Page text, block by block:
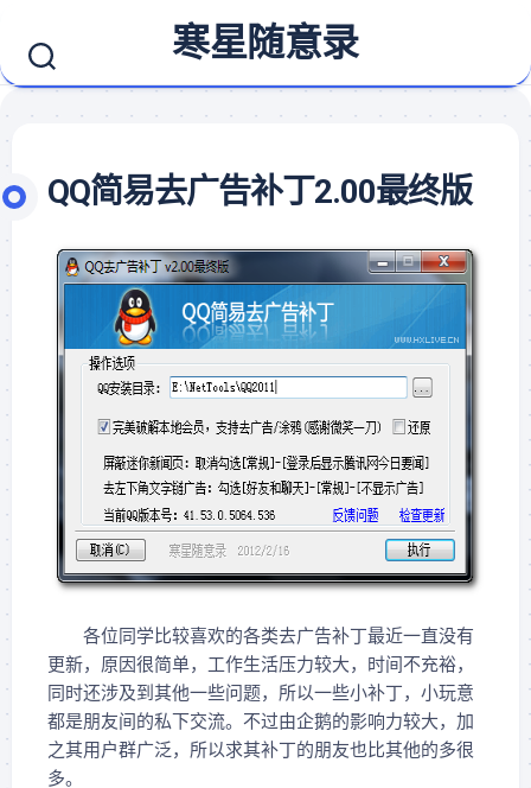
content
寒星随意录
QQ简易去广告补丁2.00最终版
各位同学比较喜欢的各类去广告补丁最近一直没有
更新，原因很简单，工作生活压力较大，时间不充裕，
同时还涉及到其他一些问题，所以一些小补丁，小玩意
都是朋友间的私下交流。不过由企鹅的影响力较大，加
之其用户群广泛，所以求其补丁的朋友也比其他的多很
多。